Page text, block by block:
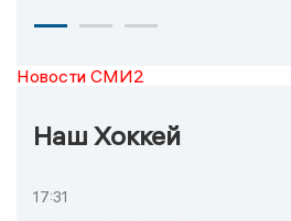
Новости СМИ2
Наш Хоккей
17:31